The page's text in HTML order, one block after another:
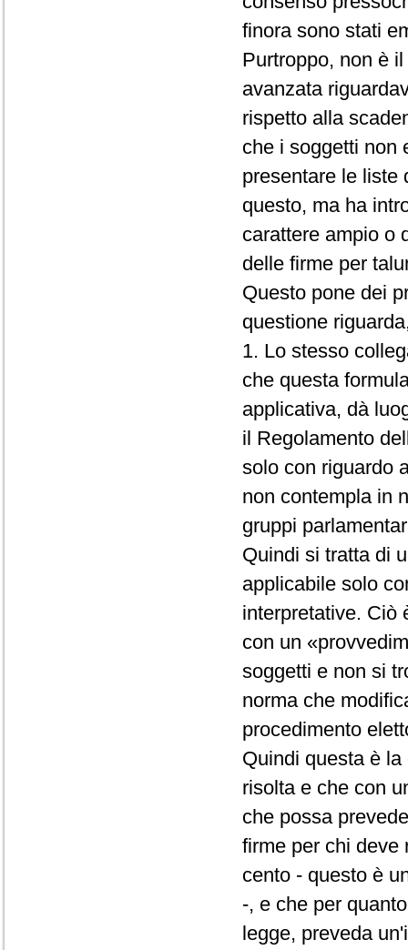
finora sono stati
Purtroppo, non è
avanzata
rispetto alla
che i soggetti non
presentare le liste
questo, ma ha
carattere ampio o
delle firme per
Questo pone dei
questione
1. Lo stesso
che questa
applicativa, dà
il Regolamento
solo con riguardo
non contempla in
gruppi
Quindi si tratta di
applicabile solo
interpretative. Ciò
con un
soggetti e non si
norma che
procedimento
Quindi questa è
risolta e che con
che possa
firme per chi deve
cento - questo è
-, e che per
legge, preveda